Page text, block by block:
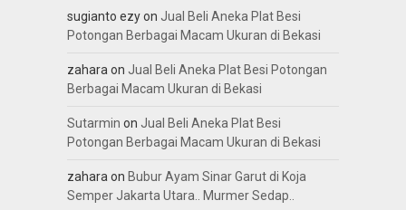
sugianto ezyon Jual Beli Aneka Plat Besi
Potongan Berbagai Macam Ukuran di Bekasi
zahara on Jual Beli Aneka Plat Besi Potongan
Berbagai Macam Ukuran di Bekasi
Sutarmin on Jual Beli Aneka Plat Besi
Potongan Berbagai Macam Ukuran di Bekasi
zahara on Bubur Ayam Sinar Garut di Koja
Semper Jakarta Utara.. Murmer Sedap..